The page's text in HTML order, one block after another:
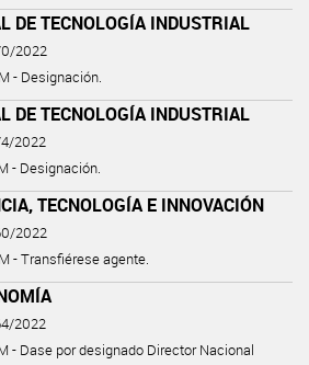
DE TECNOLOGÍA INDUSTRIAL
2022
- Designación.
DE TECNOLOGÍA INDUSTRIAL
2022
- Designación.
TECNOLOGÍA E INNOVACIÓN
2022
- Transfiérese agente.
2022
- Dase por designado Director Nacional